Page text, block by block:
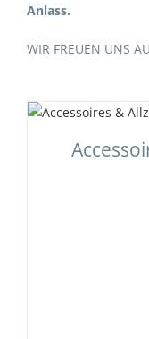
Anlass.
WIR FREUEN UNS